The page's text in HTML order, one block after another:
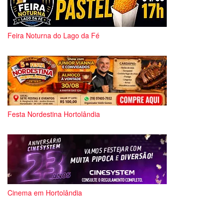
Feira Noturna do Lago da Fé
Festa Nordestina Hortolândia
Cinema em Hortolândia